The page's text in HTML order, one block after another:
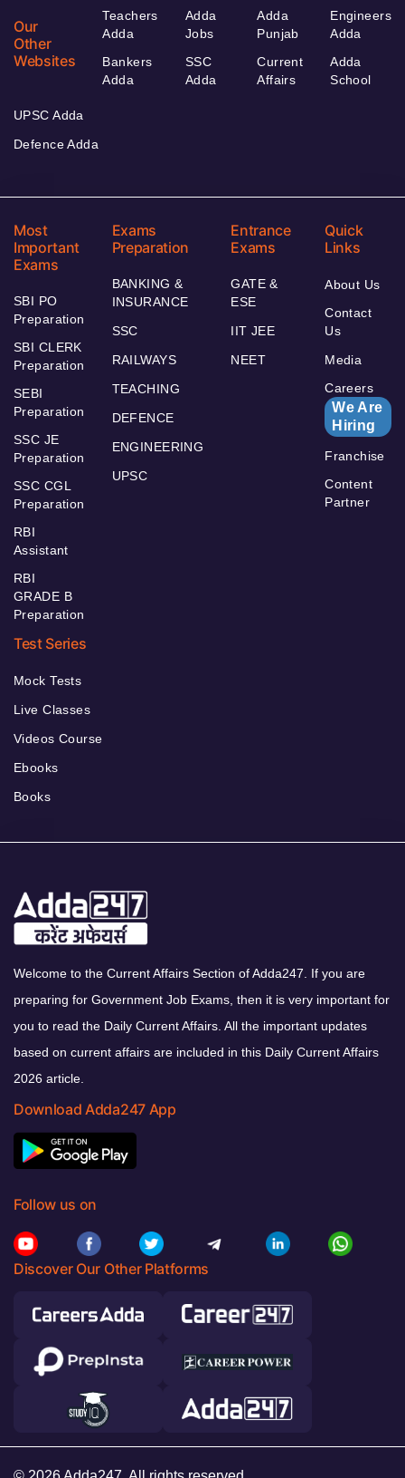
Our
Other
Websites
Teachers
Adda
Bankers
Adda
Adda
Jobs
SSC
Adda
Adda
Punjab
Current
Affairs
Engineers
Adda
Adda
School
UPSC Adda
Defence Adda
Most
Important
Exams
SBI PO
Preparation
SBI CLERK
Preparation
SEBI
Preparation
SSC JE
Preparation
SSC CGL
Preparation
RBI
Assistant
RBI
GRADE B
Preparation
Exams
Preparation
BANKING &
INSURANCE
SSC
RAILWAYS
TEACHING
DEFENCE
ENGINEERING
UPSC
Entrance
Exams
GATE &
ESE
IIT JEE
NEET
Quick
Links
About Us
Contact
Us
Media
Careers
We Are
Hiring
Franchise
Content
Partner
Test Series
Mock Tests
Live Classes
Videos Course
Ebooks
Books
Welcome to the Current Affairs Section of Adda247. If you are
preparing for Government Job Exams, then it is very important for
you to read the Daily Current Affairs. All the important updates
based on current affairs are included in this Daily Current Affairs
2026 article.
Download Adda247 App
Follow us on
Discover Our Other Platforms